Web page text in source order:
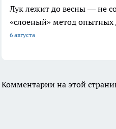
Лук лежит до весны — не
«слоеный» метод опытных
6 августа
Комментарии на этой